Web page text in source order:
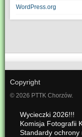
WordPress.org
Copyright
© 2026 PTTK Chorzów.
Wycieczki 2026!!!
Komisja Fotografii
Standardy ochrony